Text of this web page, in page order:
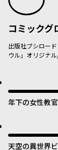
コミックグ
出版社ブシロー
ウル」オリジナ
年下の女性教
天空の異世界